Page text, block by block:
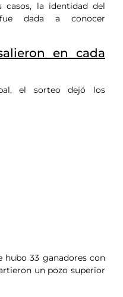
casos, la identidad del
dada a conocer
en cada
el sorteo dejó los
hubo 33 ganadores con
un pozo superior